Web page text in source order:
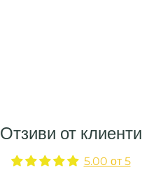
Отзиви от клиенти
5.00 от 5